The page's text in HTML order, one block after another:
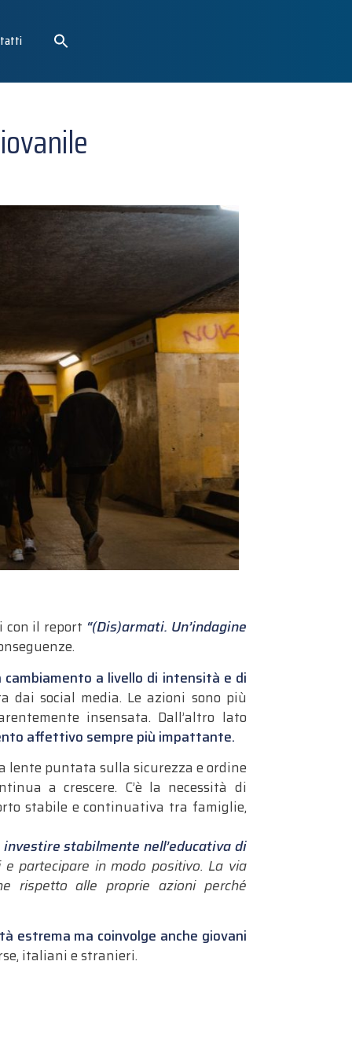
con il report “(Dis)armati. Un’indagine
a livello di intensità e di
dai social media. Le azioni sono più
insensata. Dall’altro lato
affettivo sempre più impattante.
lente puntata sulla sicurezza e ordine
a crescere. C’è la necessità di
stabile e continuativa tra famiglie,
stabilmente nell’educativa di
partecipare in modo positivo. La via
rispetto alle proprie azioni perché
estrema ma coinvolge anche giovani
italiani e stranieri.